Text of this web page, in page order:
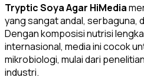
Tryptic Soya Agar HiMedia
yang sangat andal, serbaguna,
Dengan komposisi nutrisi
internasional, media ini cocok
mikrobiologi, mulai dari
industri.